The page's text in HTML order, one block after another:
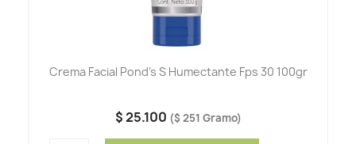
Crema Facial Pond's S Humectante Fps 30 100gr
$ 25.100 ($ 251 Gramo)